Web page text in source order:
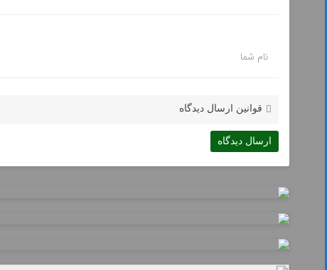
نام شما
قوانین ارسال دیدگاه